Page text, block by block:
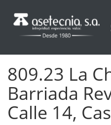
809.23 La
Barriada
Calle 14,